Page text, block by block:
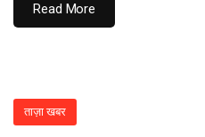
Read More
ताज़ा खबर